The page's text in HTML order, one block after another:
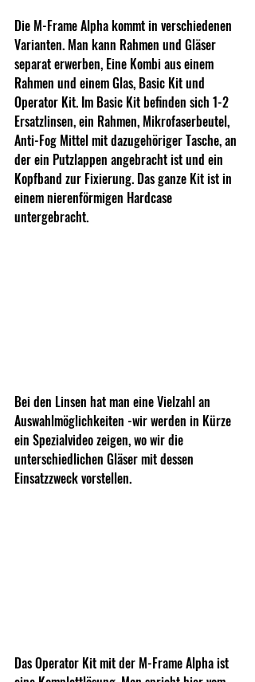
Die M-Frame Alpha kommt in verschiedenen
Varianten. Man kann Rahmen und Gläser
separat erwerben, Eine Kombi aus einem
Rahmen und einem Glas, Basic Kit und
Operator Kit. Im Basic Kit befinden sich 1-2
Ersatzlinsen, ein Rahmen, Mikrofaserbeutel,
Anti-Fog Mittel mit dazugehöriger Tasche, an
der ein Putzlappen angebracht ist und ein
Kopfband zur Fixierung. Das ganze Kit ist in
einem nierenförmigen Hardcase
untergebracht.
Bei den Linsen hat man eine Vielzahl an
Auswahlmöglichkeiten -wir werden in Kürze
ein Spezialvideo zeigen, wo wir die
unterschiedlichen Gläser mit dessen
Einsatzzweck vorstellen.
Das Operator Kit mit der M-Frame Alpha ist